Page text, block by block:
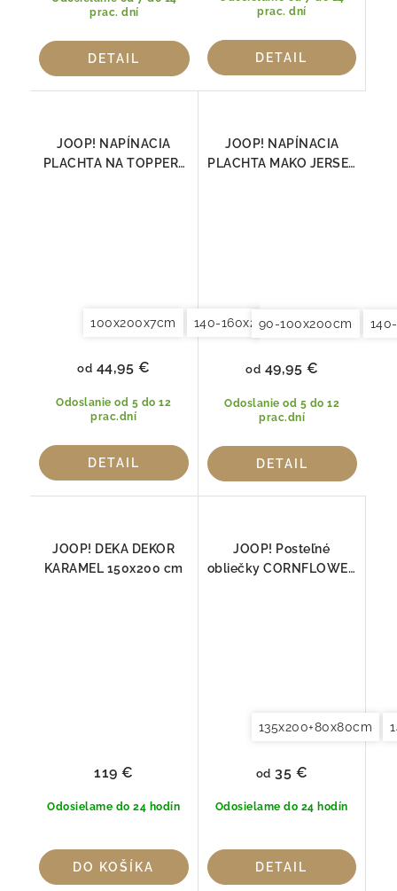
prac. dní
DETAIL
prac. dní
DETAIL
JOOP! NAPÍNACIA
PLACHTA NA TOPPER ,
100x200x7cm 140-160x200x7cm 180-
Odoslanie od 5 do 12
prac.dní
od 44,95 €
DETAIL
JOOP! NAPÍNACIA
PLACHTA MAKO JERSEY
90-100x200cm
Odoslanie od 5 do 12
prac.dní
od 49,95 €
DETAIL
JOOP! DEKA DEKOR
KARAMEL 150x200 cm
Odosielame do 24 hodín
119 €
DO KOŠÍKA
JOOP! Posteľné
obliečky CORNFLOWER
135x200+80x80cm
Odosielame do 24 hodín
od 35 €
DETAIL